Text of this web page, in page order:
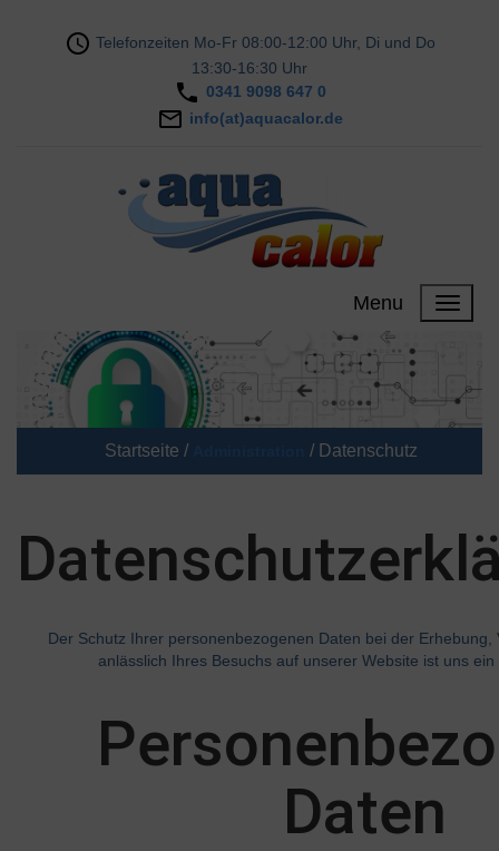
Telefonzeiten Mo-Fr 08:00-12:00 Uhr, Di und Do
13:30-16:30 Uhr
0341 9098 647 0
info(at)aquacalor.de
Menu
Startseite / / Datenschutz
Der Schutz Ihrer personenbezogenen Daten bei der Erhebung,
anlässlich Ihres Besuchs auf unserer Website ist uns ein
Daten